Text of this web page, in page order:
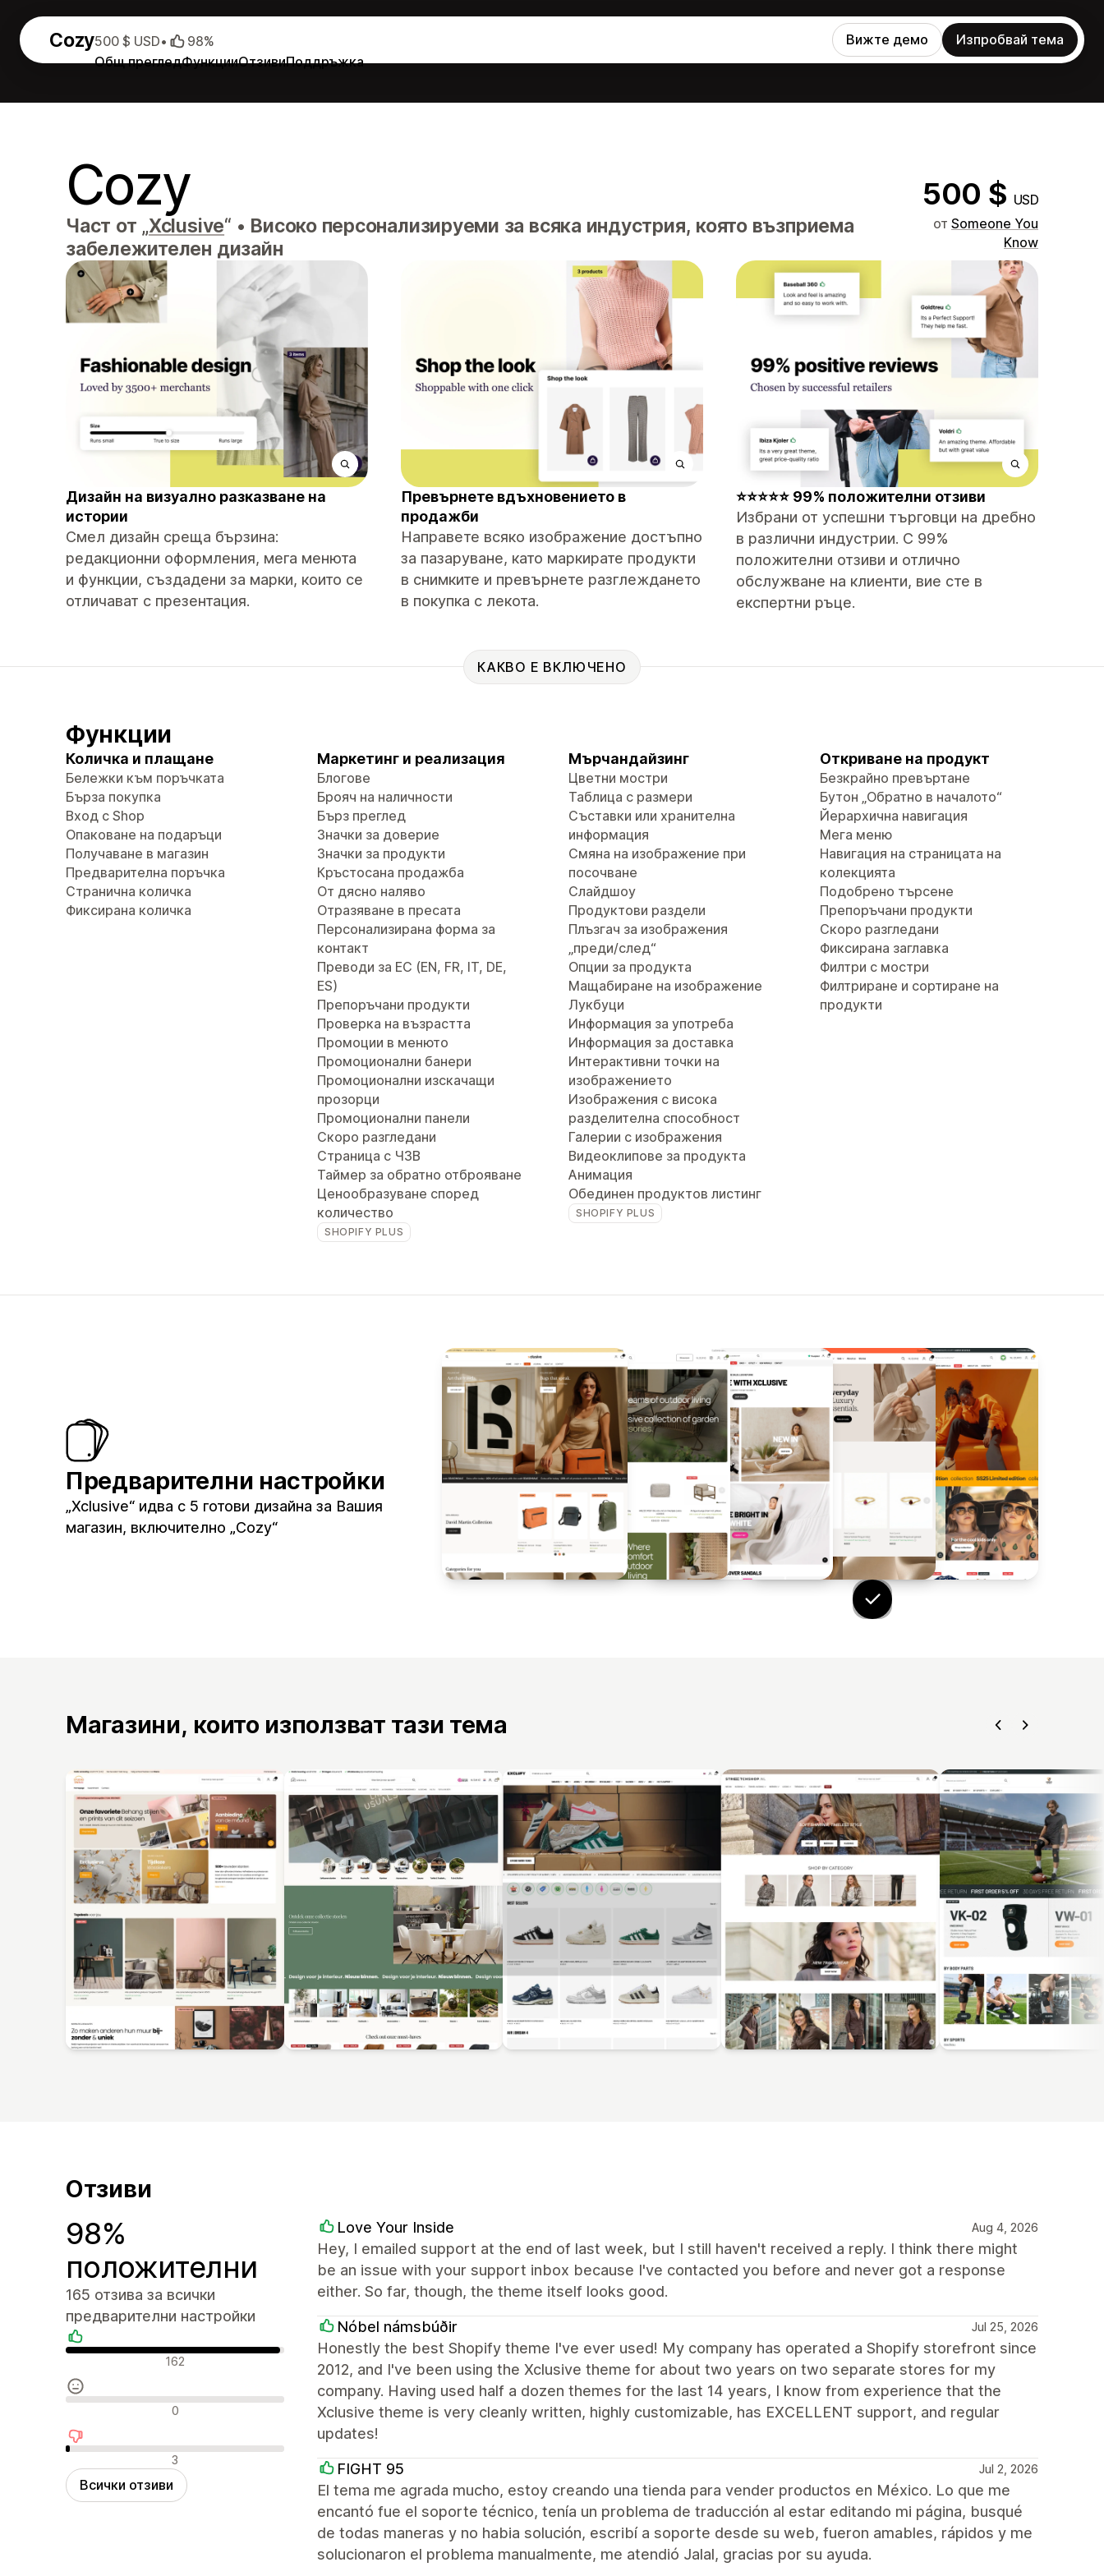
Cozy
Общ прегледФункцииОтзивиПоддръжка
500 $ USD• 98% Вижте демо Изпробвай тема
Cozy 500 $ USD
Част от „Xclusive“ • Високо персонализируеми за всяка индустрия, която възприема
забележителен дизайн
от Someone You
Know
Дизайн на визуално разказване на
истории
Смел дизайн среща бързина:
редакционни оформления, мега менюта
и функции, създадени за марки, които се
отличават с презентация.
Превърнете вдъхновението в
продажби
Направете всяко изображение достъпно
за пазаруване, като маркирате продукти
в снимките и превърнете разглеждането
в покупка с лекота.
⭐⭐⭐⭐⭐ 99% положителни отзиви
Избрани от успешни търговци на дребно
в различни индустрии. С 99%
положителни отзиви и отлично
обслужване на клиенти, вие сте в
експертни ръце.
КАКВО Е ВКЛЮЧЕНО
Функции
Количка и плащане
Бележки към поръчката
Бърза покупка
Вход с Shop
Опаковане на подаръци
Получаване в магазин
Предварителна поръчка
Странична количка
Фиксирана количка
Маркетинг и реализация
Блогове
Брояч на наличности
Бърз преглед
Значки за доверие
Значки за продукти
Кръстосана продажба
От дясно наляво
Отразяване в пресата
Персонализирана форма за
контакт
Преводи за ЕС (EN, FR, IT, DE,
ES)
Препоръчани продукти
Проверка на възрастта
Промоции в менюто
Промоционални банери
Промоционални изскачащи
прозорци
Промоционални панели
Скоро разгледани
Страница с ЧЗВ
Таймер за обратно отброяване
Ценообразуване според
количество
SHOPIFY PLUS
Мърчандайзинг
Цветни мостри
Таблица с размери
Съставки или хранителна
информация
Смяна на изображение при
посочване
Слайдшоу
Продуктови раздели
Плъзгач за изображения
„преди/след“
Опции за продукта
Мащабиране на изображение
Лукбуци
Информация за употреба
Информация за доставка
Интерактивни точки на
изображението
Изображения с висока
разделителна способност
Галерии с изображения
Видеоклипове за продукта
Анимация
Обединен продуктов листинг
SHOPIFY PLUS
Откриване на продукт
Безкрайно превъртане
Бутон „Обратно в началото“
Йерархична навигация
Мега меню
Навигация на страницата на
колекцията
Подобрено търсене
Препоръчани продукти
Скоро разгледани
Фиксирана заглавка
Филтри с мостри
Филтриране и сортиране на
продукти
Предварителни настройки
„Xclusive“ идва с 5 готови дизайна за Вашия
магазин, включително „Cozy“
Магазини, които използват тази тема
Отзиви
98%
положителни
165 отзива за всички
предварителни настройки
Положителни отзиви
162
Неутрални отзиви
0
Отрицателни отзиви
3
Всички отзиви
Love Your Inside Aug 4, 2026
Hey, I emailed support at the end of last week, but I still haven't received a reply. I think there might
be an issue with your support inbox because I've contacted you before and never got a response
either. So far, though, the theme itself looks good.
Nóbel námsbúðir Jul 25, 2026
Honestly the best Shopify theme I've ever used! My company has operated a Shopify storefront since
2012, and I've been using the Xclusive theme for about two years on two separate stores for my
company. Having used half a dozen themes for the last 14 years, I know from experience that the
Xclusive theme is very cleanly written, highly customizable, has EXCELLENT support, and regular
updates!
FIGHT 95 Jul 2, 2026
El tema me agrada mucho, estoy creando una tienda para vender productos en México. Lo que me
encantó fue el soporte técnico, tenía un problema de traducción al estar editando mi página, busqué
de todas maneras y no habia solución, escribí a soporte desde su web, fueron amables, rápidos y me
solucionaron el problema manualmente, me atendió Jalal, gracias por su ayuda.